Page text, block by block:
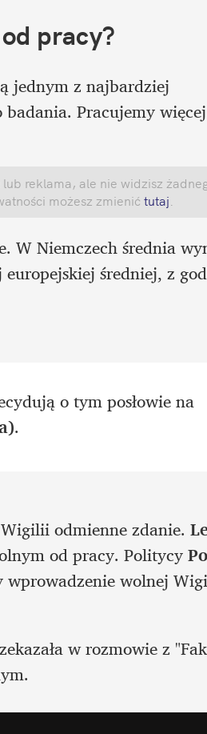
pracy?
jednym z najbardziej
Pracujemy
reklama, ale nie widzisz
możesz zmienić tutaj
W Niemczech średnia
średniej, z
o tym posłowie na
.
odmienne zdanie.
od pracy. Politycy
wprowadzenie wolnej
w rozmowie z